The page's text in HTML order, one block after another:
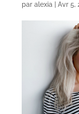
par alexia Avr 5,